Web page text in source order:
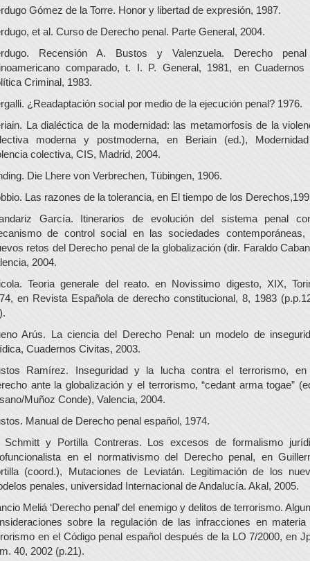
Gómez de la Torre. Honor y libertad de expresión, 1987.
et al. Curso de Derecho penal. Parte General, 2004.
Recensión A. Bustos y Valenzuela. Derecho
comparado, t. I. P. General, 1981, en Cuadernos
Criminal, 1983.
¿Readaptación social por medio de la ejecución penal? 1976.
La dialéctica de la modernidad: las metamorfosis de la
moderna y postmoderna, en Beriain (ed.),
colectiva, CIS, Madrid, 2004.
Die Lhere von Verbrechen, Tübingen, 1906.
Las razones de la tolerancia, en El tiempo de los
García. Itinerarios de evolución del sistema penal
de control social en las sociedades contemporáneas,
retos del Derecho penal de la globalización (dir. Faraldo
2004.
Teoria generale del reato. en Novissimo digesto, XIX,
en Revista Española de derecho constitucional, 8, 1983
Arús. La ciencia del Derecho Penal: un modelo de
Cuadernos Civitas, 2003.
Ramírez. Inseguridad y la lucha contra el terrorismo,
ante la globalización y el terrorismo, “cedant arma togae”
Muñoz Conde), Valencia, 2004.
Manual de Derecho penal español, 1974.
Schmitt y Portilla Contreras. Los excesos de formalismo
en el normativismo del Derecho penal, en
(coord.), Mutaciones de Leviatán. Legitimación de los
penales, universidad Internacional de Andalucía. Akal, 2005.
Meliá ‘Derecho penal’ del enemigo y delitos de terrorismo.
sobre la regulación de las infracciones en materia
en el Código penal español después de la LO 7/2000, en
40, 2002 (p.21).